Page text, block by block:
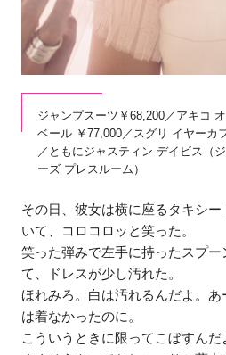
ジャンプスーツ￥68,200／アキコ
ベール ￥77,000／スグリ イヤーカ
／ともにジャスティン デイビス（
ーズ プレスルーム）
その日、彼女は横に座るタキシ
いて、コロコロッと笑った。
笑った弾みで左手に持ったスプ
て、ドレスが少し汚れた。
ほれみろ。白は汚れるんだよ。
は着なかったのに。
こういうときに限ってこぼすんだ